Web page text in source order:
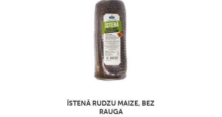
ĪSTENĀ RUDZU MAIZE, BEZ
RAUGA